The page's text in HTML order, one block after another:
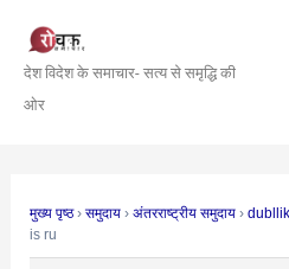
content
देश विदेश के समाचार- सत्य से समृद्धि की
ओर
मुख्य पृष्ठ › समुदाय › अंतरराष्ट्रीय समुदाय ›
is ru
navigation